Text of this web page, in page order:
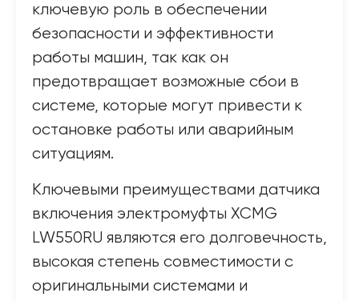
ключевую роль в обеспечении
безопасности и эффективности
работы машин, так как он
предотвращает возможные сбои в
системе, которые могут привести к
остановке работы или аварийным
ситуациям.
Ключевыми преимуществами датчика
включения электромуфты XCMG
LW550RU являются его долговечность,
высокая степень совместимости с
оригинальными системами и